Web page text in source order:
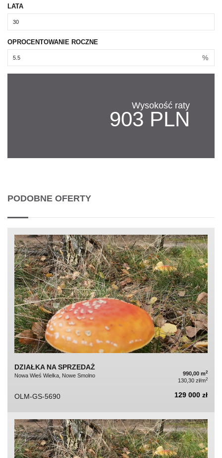
LATA
OPROCENTOWANIE ROCZNE
%
Wysokość raty
903 PLN
PODOBNE OFERTY
DZIAŁKA NA SPRZEDAŻ
Nowa Wieś Wielka, Nowe Smolno 990,00 m2
130,30 zł/m2
OLM-GS-5690 129 000 zł